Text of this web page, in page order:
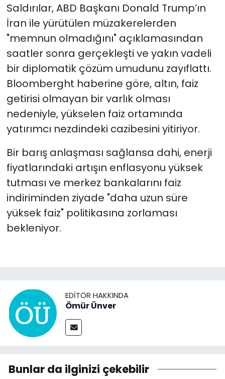
Saldırılar, ABD Başkanı Donald Trump’ın
İran ile yürütülen müzakerelerden
"memnun olmadığını" açıklamasından
saatler sonra gerçekleşti ve yakın vadeli
bir diplomatik çözüm umudunu zayıflattı.
Bloomberght haberine göre, altın, faiz
getirisi olmayan bir varlık olması
nedeniyle, yükselen faiz ortamında
yatırımcı nezdindeki cazibesini yitiriyor.
Bir barış anlaşması sağlansa dahi, enerji
fiyatlarındaki artışın enflasyonu yüksek
tutması ve merkez bankalarını faiz
indiriminden ziyade "daha uzun süre
yüksek faiz" politikasına zorlaması
bekleniyor.
EDITÖR HAKKINDA
Ömür Ünver
Bunlar da ilginizi çekebilir